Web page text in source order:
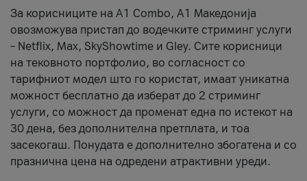
За корисниците на A1 Combo, А1 Македонија
овозможува пристап до водечките стриминг услуги
– Netflix, Max, SkyShowtime и Gley. Сите корисници
на тековното портфолио, во согласност со
тарифниот модел што го користат, имаат уникатна
можност бесплатно да изберат до 2 стриминг
услуги, со можност да променат една по истекот на
30 дена, без дополнителна претплата, и тоа
засекогаш. Понудата е дополнително збогатена и со
празнична цена на одредени атрактивни уреди.